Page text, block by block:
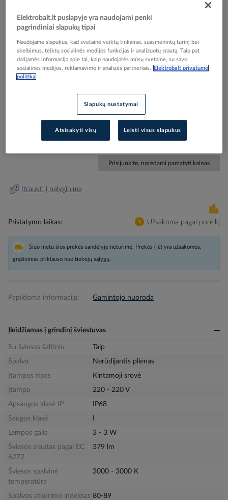
Skip
the
beginning
Reali prekė gali skirtis nuo pavaizduotos nuotraukoje
Šviestuvas į/ž LED 4.1W IP68 3000K 379lm D-
115mm H-100mm 34/35 laipsnių nerūdijančio
Elektrobalt prekės kodas
Gamintojo prekės kodas
Prisijunkite, norėdami pamatyti kainas
Įtraukti į palyginimą
Pristatymo laikas Užsakoma pagal poreikį
Šiuo metu šios prekės sandėlyje neturime. Prekės (-ė) yra užsakomos,
grąžinimas priklauso nuo tiekėjų sąlygų.
Papildoma informacija: Gamintojo nuoroda
Įleidžiamas į grindinį šviestuvas
Su šviesos šaltiniu
Taip
Spalva
Nerūdijantis plienas
Įtampos tipas
Kintamoji srovė
Įtampa
220 - 220 V
Apsaugos klasė IP
IP68
Saugos klasė
Lempos galia
3 - 3 W
Šviesos srautas pagal EC
6272
379 lm
Šviesos spalvinė
temperatūra
3000 - 3000 K
Spalvos atkūrimo indeksas 80-89
Elektrobalt.lt puslapyje yra naudojami penki
pagrindiniai slapukų tipai
Naudojame slapukus, kad svetainė veiktų tinkamai, suasmenintų turinį bei
skelbimus, teiktų socialinės medijos funkcijas ir analizuotų srautą. Taip pat
dalijamės informacija apie tai, kaip naudojatės mūsų svetaine, su savo
socialinės medijos, reklamavimo ir analizės partneriais.
Elektrobalt privatumo
politika
Slapukų nustatymai
Atsisakyti visų Leisti visus slapukus